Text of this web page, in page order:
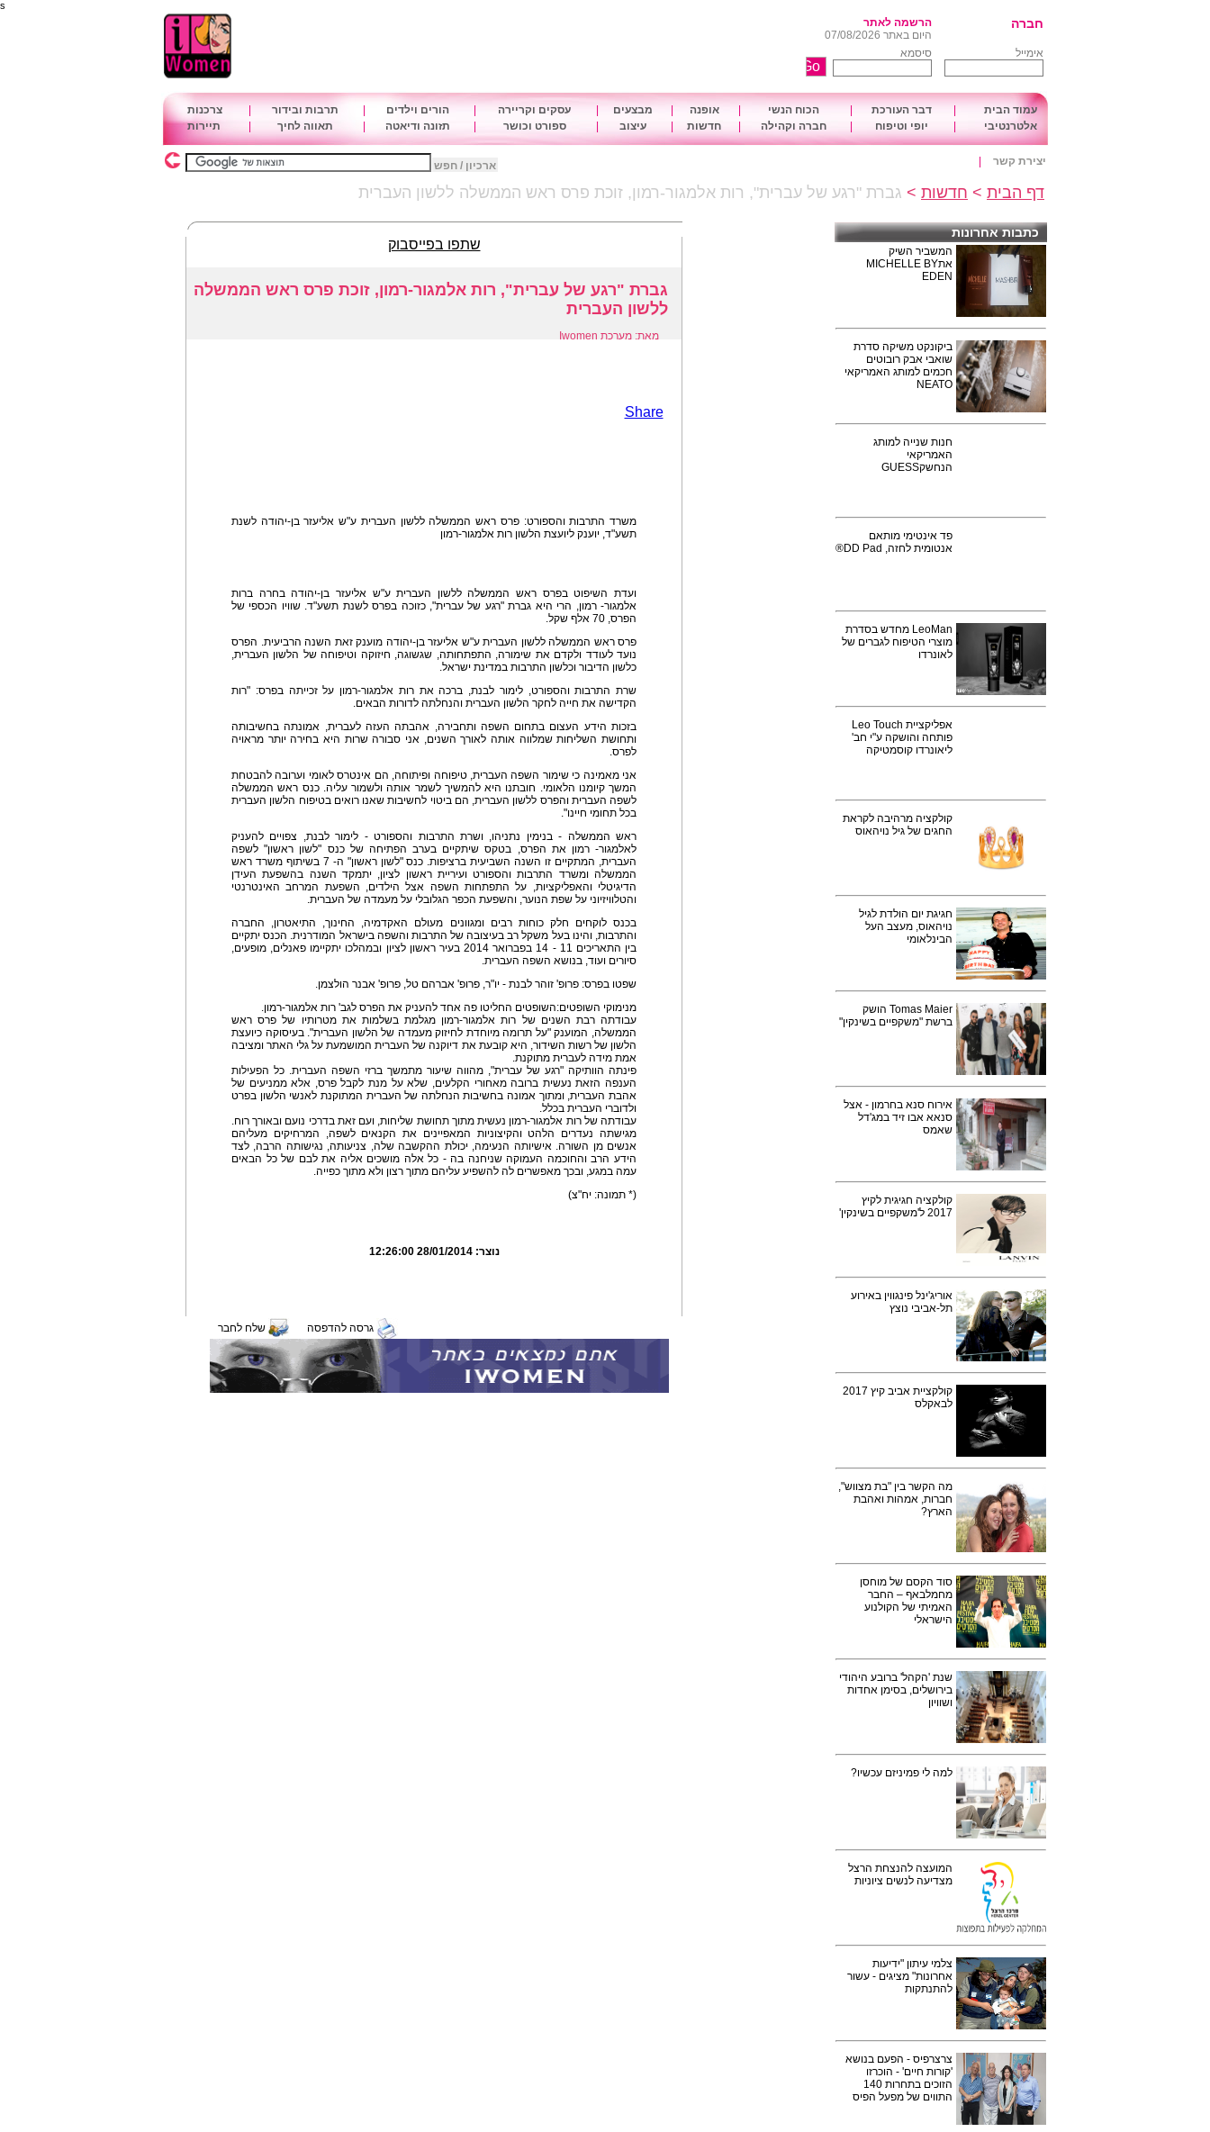
s
חברה
הרשמה לאתר
היום באתר 07/08/2026
אימייל
סיסמא
עמוד הבית דבר העורכת הכוח הנשי אופנה מבצעים עסקים וקריירה הורים וילדים תרבות ובידור
צרכנות
אלטרנטיבי
יופי וטיפוח חברה וקהילה חדשות עיצוב ספורט וכושר תזונה ודיאטה תאווה לחיך תיירות
יצירת קשר ארכיון / חפש
דף הבית > חדשות > גברת "רגע של עברית", רות אלמגור-רמון, זוכת פרס ראש הממשלה ללשון העברית
כתבות אחרונות
המשביר השיק
אתMICHELLE BY
EDEN
ביקונקט משיקה סדרת
שואבי אבק רובוטים
חכמים למותג האמריקאי
NEATO
חנות שנייה למותג
האמריקאי
הנחשקGUESS
פד אינטימי מותאם
אנטומית לחזה, DD Pad®
LeoMan מחדש בסדרת
מוצרי הטיפוח לגברים של
לאונרדו
אפליקציית Leo Touch
פותחה והושקה ע"י חב'
ליאונרדו קוסמטיקה
קולקציה מרהיבה לקראת
החגים של גיל נויהאוס
חגיגת יום הולדת לגיל
נויהאוס, מעצב העל
הבינלאומי
Tomas Maier הושק
ברשת "משקפיים בשינקין"
אירוח סנא בחרמון - אצל
סנאא אבו זיד במג'דל
שאמס
קולקציה חגיגית לקיץ
2017 ל'משקפיים בשינקין'
אוריג'ינל פינגווין באירוע
תל-אביבי נוצץ
קולקציית אביב קיץ 2017
לבאקלס
מה הקשר בין "בת מצווש",
חברות, אמהות ואהבת
הארץ?
סוד הקסם של מוחסן
מחמלבאף – החבר
האמיתי של הקולנוע
הישראלי
שנת 'הקהל' ברובע היהודי
בירושלים, בסימן אחדות
ושוויון
למה לי פמיניזם עכשיו?
המועצה להנצחת הרצל
מצדיעה לנשים ציוניות
צלמי עיתון "ידיעות
אחרונות" מציגים - עשור
להתנתקות
צרצרפיס - הפעם בנושא
'קורות חיים' - הוכרזו
הזוכים בתחרות 140
התווים של מפעל הפיס
שתפו בפייסבוק
גברת "רגע של עברית", רות אלמגור-רמון, זוכת פרס ראש הממשלה
ללשון העברית
מאת: מערכת Iwomen
Share
משרד התרבות והספורט: פרס ראש הממשלה ללשון העברית ע"ש אליעזר בן-יהודה לשנת
תשע"ד, יוענק ליועצת הלשון רות אלמגור-רמון
ועדת השיפוט בפרס ראש הממשלה ללשון העברית ע"ש אליעזר בן-יהודה בחרה ברות
אלמגור- רמון, הרי היא גברת "רגע של עברית", כזוכה בפרס לשנת תשע"ד. שוויו הכספי של
הפרס, 70 אלף שקל.
פרס ראש הממשלה ללשון העברית ע"ש אליעזר בן-יהודה מוענק זאת השנה הרביעית. הפרס
נועד לעודד ולקדם את שימורה, התפתחותה, שגשוגה, חיזוקה וטיפוחה של הלשון העברית,
כלשון הדיבור וכלשון התרבות במדינת ישראל.
שרת התרבות והספורט, לימור לבנת, ברכה את רות אלמגור-רמון על זכייתה בפרס: "רות
הקדישה את חייה לחקר הלשון העברית והנחלתה לדורות הבאים.
בזכות הידע העצום בתחום השפה ותחבירה, אהבתה העזה לעברית, אמונתה בחשיבותה
ותחושת השליחות שמלווה אותה לאורך השנים, אני סבורה שרות היא בחירה יותר מראויה
לפרס.
אני מאמינה כי שימור השפה העברית, טיפוחה ופיתוחה, הם אינטרס לאומי וערובה להבטחת
המשך קיומנו הלאומי. חובתנו היא להמשיך לשמר אותה ולשמור עליה. כנס ראש הממשלה
לשפה העברית והפרס ללשון העברית, הם ביטוי לחשיבות שאנו רואים בטיפוח הלשון העברית
בכל תחומי חיינו".
ראש הממשלה - בנימין נתניהו, ושרת התרבות והספורט - לימור לבנת, צפויים להעניק
לאלמגור- רמון את הפרס, בטקס שיתקיים בערב הפתיחה של כנס "לשון ראשון" לשפה
העברית, המתקיים זו השנה השביעית ברציפות. כנס "לשון ראשון" ה- 7 בשיתוף משרד ראש
הממשלה ומשרד התרבות והספורט ועיריית ראשון לציון, יתמקד השנה בהשפעת העידן
הדיגיטלי והאפליקציות, על התפתחות השפה אצל הילדים, השפעת המרחב האינטרנטי
והטלוויזיוני על שפת הנוער, והשפעת הכפר הגלובלי על מעמדה של העברית.
בכנס לוקחים חלק כוחות רבים ומגוונים מעולם האקדמיה, החינוך, התיאטרון, החברה
והתרבות, והינו בעל משקל רב בעיצובה של התרבות והשפה בישראל המודרנית. הכנס יתקיים
בין התאריכים 11 - 14 בפברואר 2014 בעיר ראשון לציון ובמהלכו יתקיימו פאנלים, מופעים,
סיורים ועוד, בנושא השפה העברית.
שפטו בפרס: פרופ' זוהר לבנת - יו"ר, פרופ' אברהם טל, פרופ' אבנר הולצמן.
מנימוקי השופטים:השופטים החליטו פה אחד להעניק את הפרס לגב' רות אלמגור-רמון.
עבודתה רבת השנים של רות אלמגור-רמון מגלמת בשלמות את מטרותיו של פרס ראש
הממשלה, המוענק "על תרומה מיוחדת לחיזוק מעמדה של הלשון העברית". בעיסוקה כיועצת
הלשון של רשות השידור, היא קובעת את דיוקנה של העברית המושמעת על גלי האתר ומציבה
אמת מידה לעברית מתוקנת.
פינתה הוותיקה "רגע של עברית", מהווה שיעור מתמשך ברזי השפה העברית. כל הפעילות
הענפה הזאת נעשית ברובה מאחורי הקלעים, שלא על מנת לקבל פרס, אלא ממניעים של
אהבת העברית, ומתוך אמונה בחשיבות הנחלתה של העברית המתוקנת לאנשי הלשון בפרט
ולדוברי העברית בכלל.
עבודתה של רות אלמגור-רמון נעשית מתוך תחושת שליחות, ועם זאת בדרכי נועם ובאורך רוח.
מגישתה נעדרים הלהט והקיצוניות המאפיינים את הקנאים לשפה, המרחיקים מעליהם
אנשים מן השורה. אישיותה הנעימה, יכולת ההקשבה שלה, צניעותה, נגישותה הרבה, לצד
הידע הרב והחוכמה העמוקה שניחנה בה - כל אלה מושכים אליה את לבם של כל הבאים
עמה במגע, ובכך מאפשרים לה להשפיע עליהם מתוך רצון ולא מתוך כפייה.
(* תמונה: יח"צ)
נוצר:28/01/2014 12:26:00
גרסה להדפסה שלח לחבר